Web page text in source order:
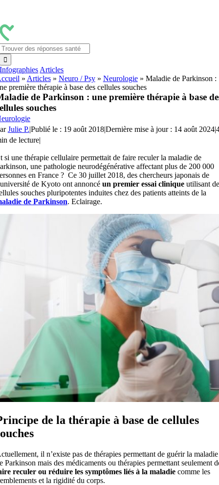
contenu
Infographies Articles
» Articles» Neuro / Psy» Neurologie» Maladie de Parkinson :
première thérapie à base des cellules souches
de Parkinson : une première thérapie à base
souches
Julie P.|Publié le : 19 août 2018|Dernière mise à jour : 14 août 2024|
de lecture|
si une thérapie cellulaire permettait de faire reculer la maladie de
une pathologie neurodégénérative affectant plus de 200 000
en France ? Ce 30 juillet 2018, des chercheurs japonais de
de Kyoto ont annoncé un premier essai clinique utilisant
souches pluripotentes induites chez des patients atteints de la
de Parkinson. Eclairage.
de la thérapie à base de cellules
il n’existe pas de thérapies permettant de guérir la maladie
Parkinson mais des médicaments ou thérapies permettant seulement
reculer ou réduire les symptômes liés à la maladiecomme les
et la rigidité du corps.